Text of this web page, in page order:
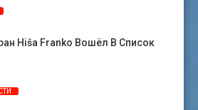
Hiša Franko Вошёл В Список